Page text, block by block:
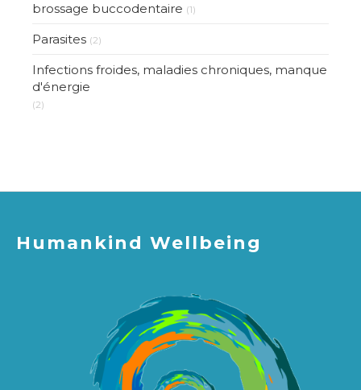
brossage buccodentaire (1)
Parasites (2)
Infections froides, maladies chroniques, manque
d'énergie
(2)
Humankind Wellbeing